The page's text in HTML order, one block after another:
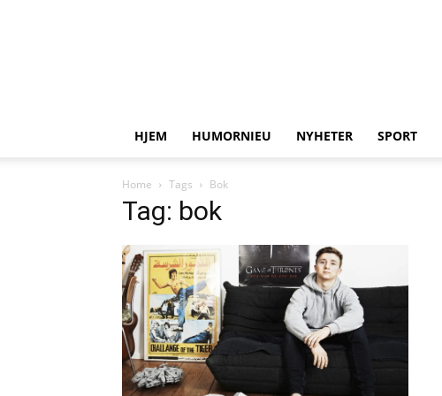
HJEM HUMORNIEU NYHETER SPORT
Home Tags Bok
Tag: bok